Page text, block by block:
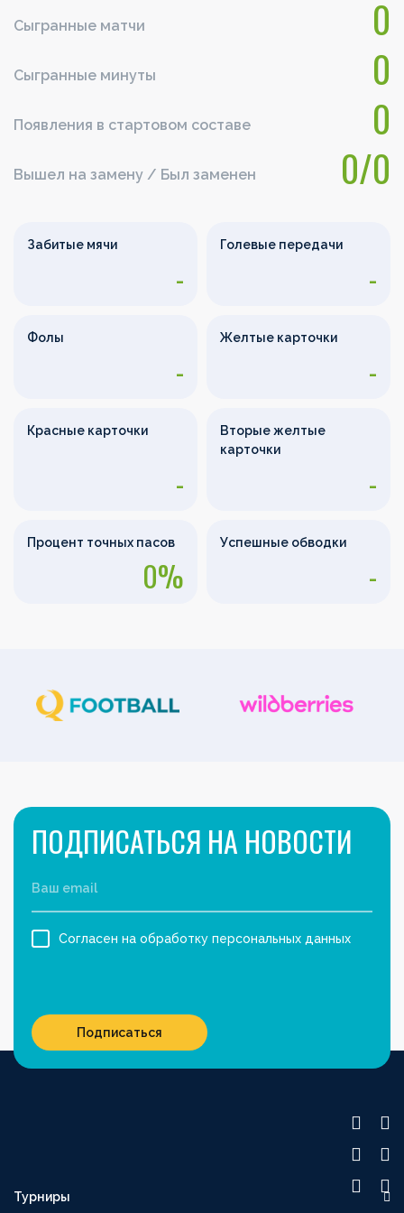
Сыгранные матчи 0
Сыгранные минуты 0
Появления в стартовом составе 0
Вышел на замену / Был заменен 0/0
Забитые мячи
-
Голевые передачи
-
Фолы
-
Желтые карточки
-
Красные карточки
-
Вторые желтые
карточки
-
Процент точных пасов
0%
Успешные обводки
-
Турниры
ПОДПИСАТЬСЯ НА НОВОСТИ
Согласен на обработку персональных данных
Подписаться